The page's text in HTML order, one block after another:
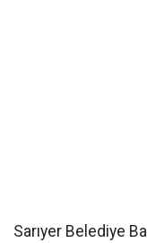
Sarıyer Belediye